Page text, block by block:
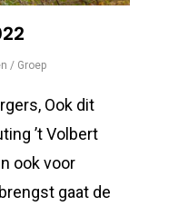
/ Groep
Ook dit
’t Volbert
ook voor
gaat de